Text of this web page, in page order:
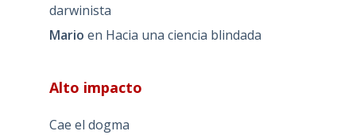
darwinista
Mario en Hacia una ciencia blindada
Alto impacto
Cae el dogma